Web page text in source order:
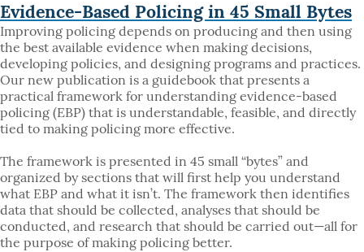
Evidence-Based Policing in 45 Small Bytes
Improving policing depends on producing and then using
the best available evidence when making decisions,
developing policies, and designing programs and practices.
Our new publication is a guidebook that presents a
practical framework for understanding evidence-based
policing (EBP) that is understandable, feasible, and directly
tied to making policing more effective.
The framework is presented in 45 small “bytes” and
organized by sections that will first help you understand
what EBP and what it isn’t. The framework then identifies
data that should be collected, analyses that should be
conducted, and research that should be carried out—all for
the purpose of making policing better.